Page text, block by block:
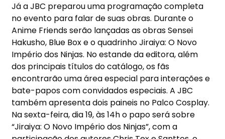
Já a JBC preparou uma programação completa
no evento para falar de suas obras. Durante o
Anime Friends serão lançadas as obras Sensei
Hakusho, Blue Box e o quadrinho Jiraiya: O Novo
Império dos Ninjas. No estande da editora, além
dos principais títulos do catálogo, os fãs
encontrarão uma área especial para interações e
bate-papos com convidados especiais. A JBC
também apresenta dois paineis no Palco Cosplay.
Na sexta-feira, dia 19,às 14ho papo será sobre
“Jiraiya: O Novo Império dos Ninjas”, com a